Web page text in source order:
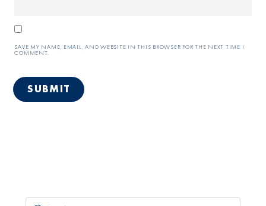
SAVE MY NAME, EMAIL, AND WEBSITE IN THIS BROWSER FOR THE NEXT TIME I
COMMENT.